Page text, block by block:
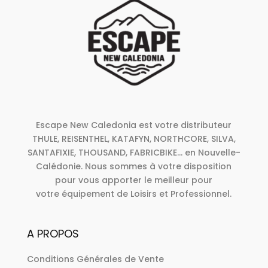
Escape New Caledonia est votre distributeur
THULE, REISENTHEL, KATAFYN, NORTHCORE, SILVA,
SANTAFIXIE, THOUSAND, FABRICBIKE... en Nouvelle-
Calédonie. Nous sommes à votre disposition
pour vous apporter le meilleur pour
votre équipement de Loisirs et Professionnel.
A PROPOS
Conditions Générales de Vente